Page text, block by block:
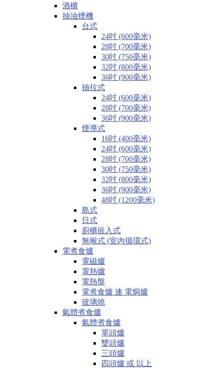
酒櫃
抽油煙機
台式
24吋 (600毫米)
28吋 (700毫米)
30吋 (750毫米)
32吋 (800毫米)
36吋 (900毫米)
抽拉式
24吋 (600毫米)
28吋 (700毫米)
36吋 (900毫米)
煙導式
16吋 (400毫米)
24吋 (600毫米)
28吋 (700毫米)
30吋 (750毫米)
32吋 (800毫米)
36吋 (900毫米)
48吋 (1200毫米)
島式
日式
廚櫃嵌入式
無喉式 (室內循環式)
電煮食爐
電磁爐
電熱爐
電熱盤
電煮食爐 連 電焗爐
玻璃燒
氣體煮食爐
氣體煮食爐
單頭爐
雙頭爐
三頭爐
四頭爐 或 以上